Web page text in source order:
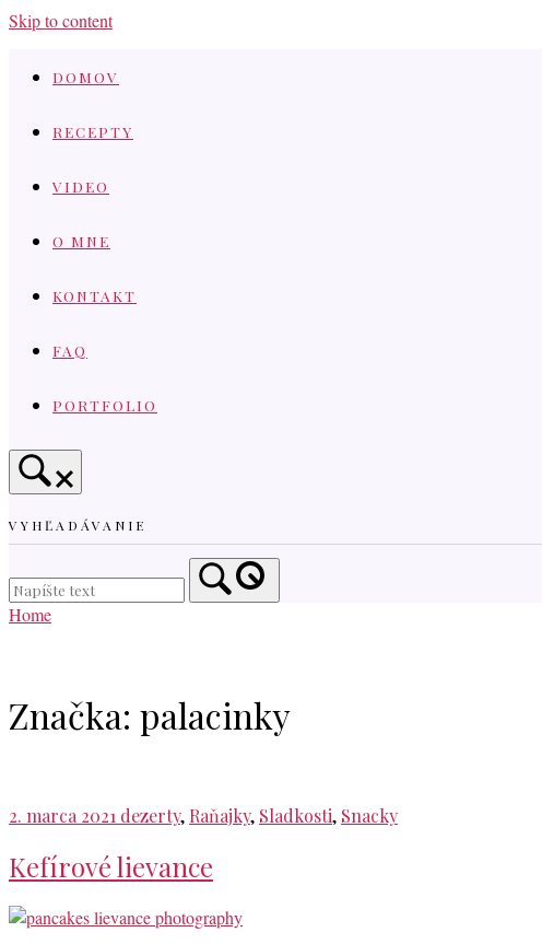
Skip to content
DOMOV
RECEPTY
VIDEO
O MNE
KONTAKT
FAQ
PORTFOLIO
VYHĽADÁVANIE
Home
Značka: palacinky
2. marca 2021 dezerty, Raňajky, Sladkosti, Snacky
Kefírové lievance